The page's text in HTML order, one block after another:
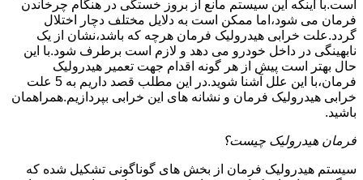
است.با اینکه این سیستم مانع از بروز خستگی در هنگام چرخاندن
فرمان می شود،اما ممکن است به دلایل مختلف دچار اختلال
گردد.علت خرابی هیدرولیک فرمان هرچه که باشد،نشان از یک
نابهینگی در داخل خودرو می دهد و لازم است برطرف شود.با این
حال بهتر است پیش از هر گونه اقدام جهت تعمیر هیدرولیک
فرمان،با این علل آشنا شوید.در این مطلب قصد داریم به 5 علت
خرابی هیدرولیک فرمان و نشانه های این خرابی بپردازیم.همراهمان
باشید.
فرمان هیدرولیک چیست؟
سیستم هیدرولیک فرمان از بخش های گوناگونی تشکیل شده که